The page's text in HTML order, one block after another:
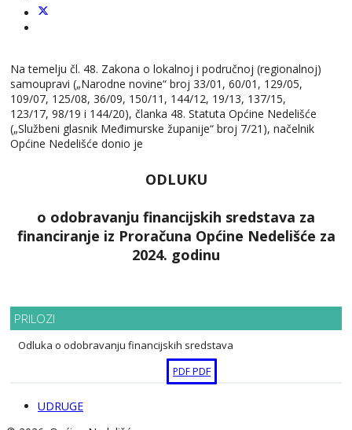
Na temelju čl. 48. Zakona o lokalnoj i područnoj (regionalnoj)
samoupravi („Narodne novine“ broj 33/01, 60/01, 129/05,
109/07, 125/08, 36/09, 150/11, 144/12, 19/13, 137/15,
123/17, 98/19 i 144/20), članka 48. Statuta Općine Nedelišće
(„Službeni glasnik Međimurske županije“ broj 7/21), načelnik
Općine Nedelišće donio je
ODLUKU
o odobravanju financijskih sredstava za
financiranje iz Proračuna Općine Nedelišće za
2024. godinu
PRILOZI
Odluka o odobravanju financijskih sredstava
PDFPDF
UDRUGE